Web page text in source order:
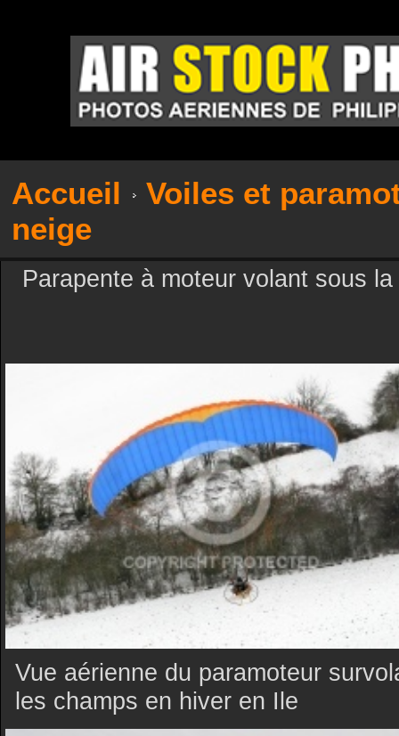
Accueil
Voiles et
neige
Parapente à moteur volant sous
Vue aérienne du paramoteur
les champs en hiver en Ile